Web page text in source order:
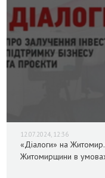
12.07.2024, 12:36
«Діалоги» на
Житомирщини в